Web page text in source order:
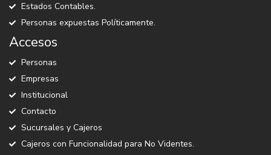
Estados Contables.
Personas expuestas Políticamente.
Accesos
Personas
Empresas
Institucional
Contacto
Sucursales y Cajeros
Cajeros con Funcionalidad para No Videntes.